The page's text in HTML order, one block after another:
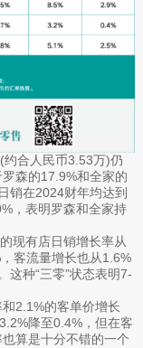
合人民币3.53万)仍
森的17.9%和全家的
销在2024财年均达到
，表明罗森和全家持
现有店日销增长率从
客流量增长也从1.6%
这种“三零”状态表明7-
2.1%的客单价增长
降至0.4%，但在客
算是十分不错的一个